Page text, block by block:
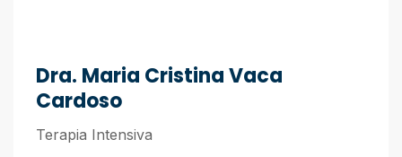
Dra. Maria Cristina Vaca
Cardoso
Terapia Intensiva